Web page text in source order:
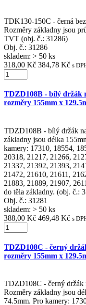
TDK130-150C - černá
Rozměry základny jsou
TVT (obj. č.: 31286)
Obj. č.: 31286
skladem: > 50 ks
318,00 Kč 384,78 Kč s
TDZD108B - bílý držák
rozměry 155mm x
TDZD108B - bílý držák
základny jsou délka
kamery: 17310, 18554,
20318, 21217, 21266,
21337, 21392, 21393,
21472, 21610, 21611,
21883, 21889, 21907,
do těla základny. (obj. č.:
Obj. č.: 31281
skladem: > 50 ks
388,00 Kč 469,48 Kč s
TDZD108C - černý
rozměry 155mm x
TDZD108C - černý
Rozměry základny jsou
74.5mm. Pro kamery: